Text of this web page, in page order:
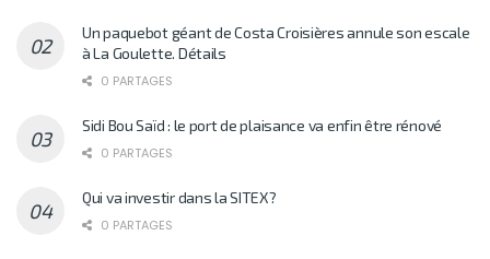
Un paquebot géant de Costa Croisières annule son escale
à La Goulette. Détails
0 PARTAGES
Sidi Bou Saïd : le port de plaisance va enfin être rénové
0 PARTAGES
Qui va investir dans la SITEX?
0 PARTAGES